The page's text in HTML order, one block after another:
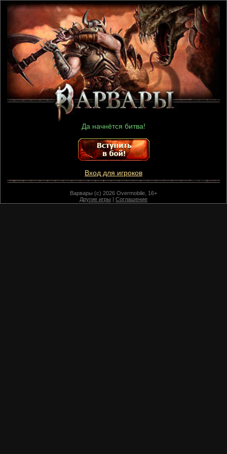
Да начнётся битва!
Вход для игроков
Варвары (c) 2026 Overmobile, 16+
Другие игры | Соглашение